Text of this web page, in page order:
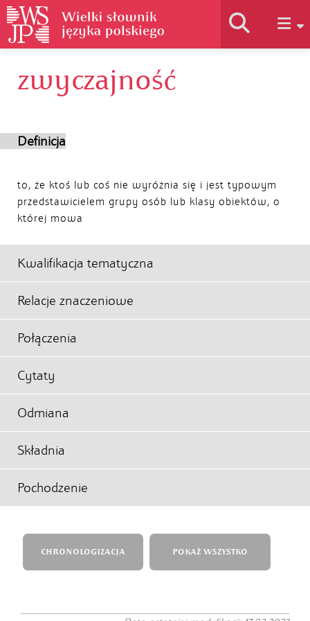
Historia słownika
zwyczajność
Definicja
to, że ktoś lub coś nie wyróżnia się i jest typowym
przedstawicielem grupy osób lub klasy obiektów, o
której mowa
Kwalifikacja tematyczna
Relacje znaczeniowe
Połączenia
Cytaty
Odmiana
Składnia
Pochodzenie
CHRONOLOGIZACJA POKAŻ WSZYSTKO